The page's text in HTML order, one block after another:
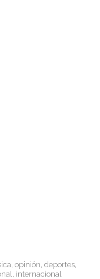
opinión, deportes,
internacional